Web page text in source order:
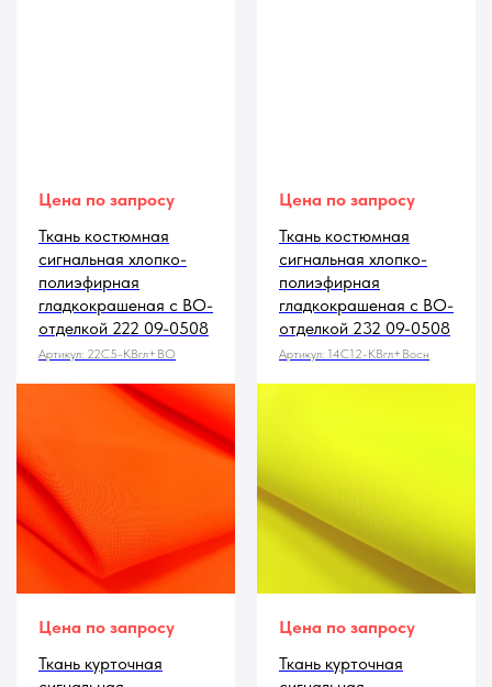
Цена по запросу
Ткань костюмная
сигнальная хлопко-
полиэфирная
гладкокрашеная с ВО-
отделкой 222 09-0508
Артикул: 22С5-КВгл+ВО
Цена по запросу
Ткань костюмная
сигнальная хлопко-
полиэфирная
гладкокрашеная с ВО-
отделкой 232 09-0508
Артикул: 14С12-КВгл+Восн
Цена по запросу
Ткань курточная
Цена по запросу
Ткань курточная